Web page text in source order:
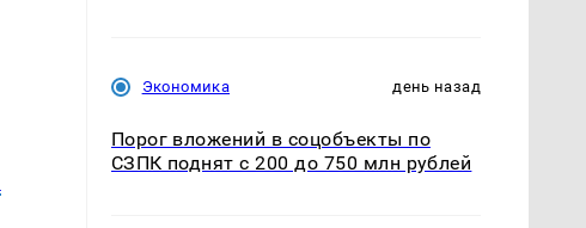
Экономика день назад
Порог вложений в соцобъекты по
СЗПК поднят с 200 до 750 млн рублей